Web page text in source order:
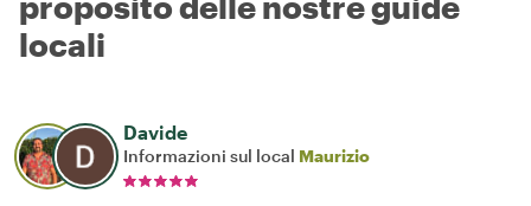
locali
Davide
Informazioni sul local Maurizio